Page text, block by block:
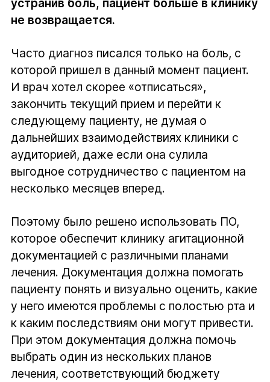
не возвращается.
Часто диагноз писался только на боль, с
которой пришел в данный момент пациент.
И врач хотел скорее «отписаться»,
закончить текущий прием и перейти к
следующему пациенту, не думая о
дальнейших взаимодействиях клиники с
аудиторией, даже если она сулила
выгодное сотрудничество с пациентом на
несколько месяцев вперед.
Поэтому было решено использовать ПО,
которое обеспечит клинику агитационной
документацией с различными планами
лечения. Документация должна помогать
пациенту понять и визуально оценить, какие
у него имеются проблемы с полостью рта и
к каким последствиям они могут привести.
При этом документация должна помочь
выбрать один из нескольких планов
лечения, соответствующий бюджету